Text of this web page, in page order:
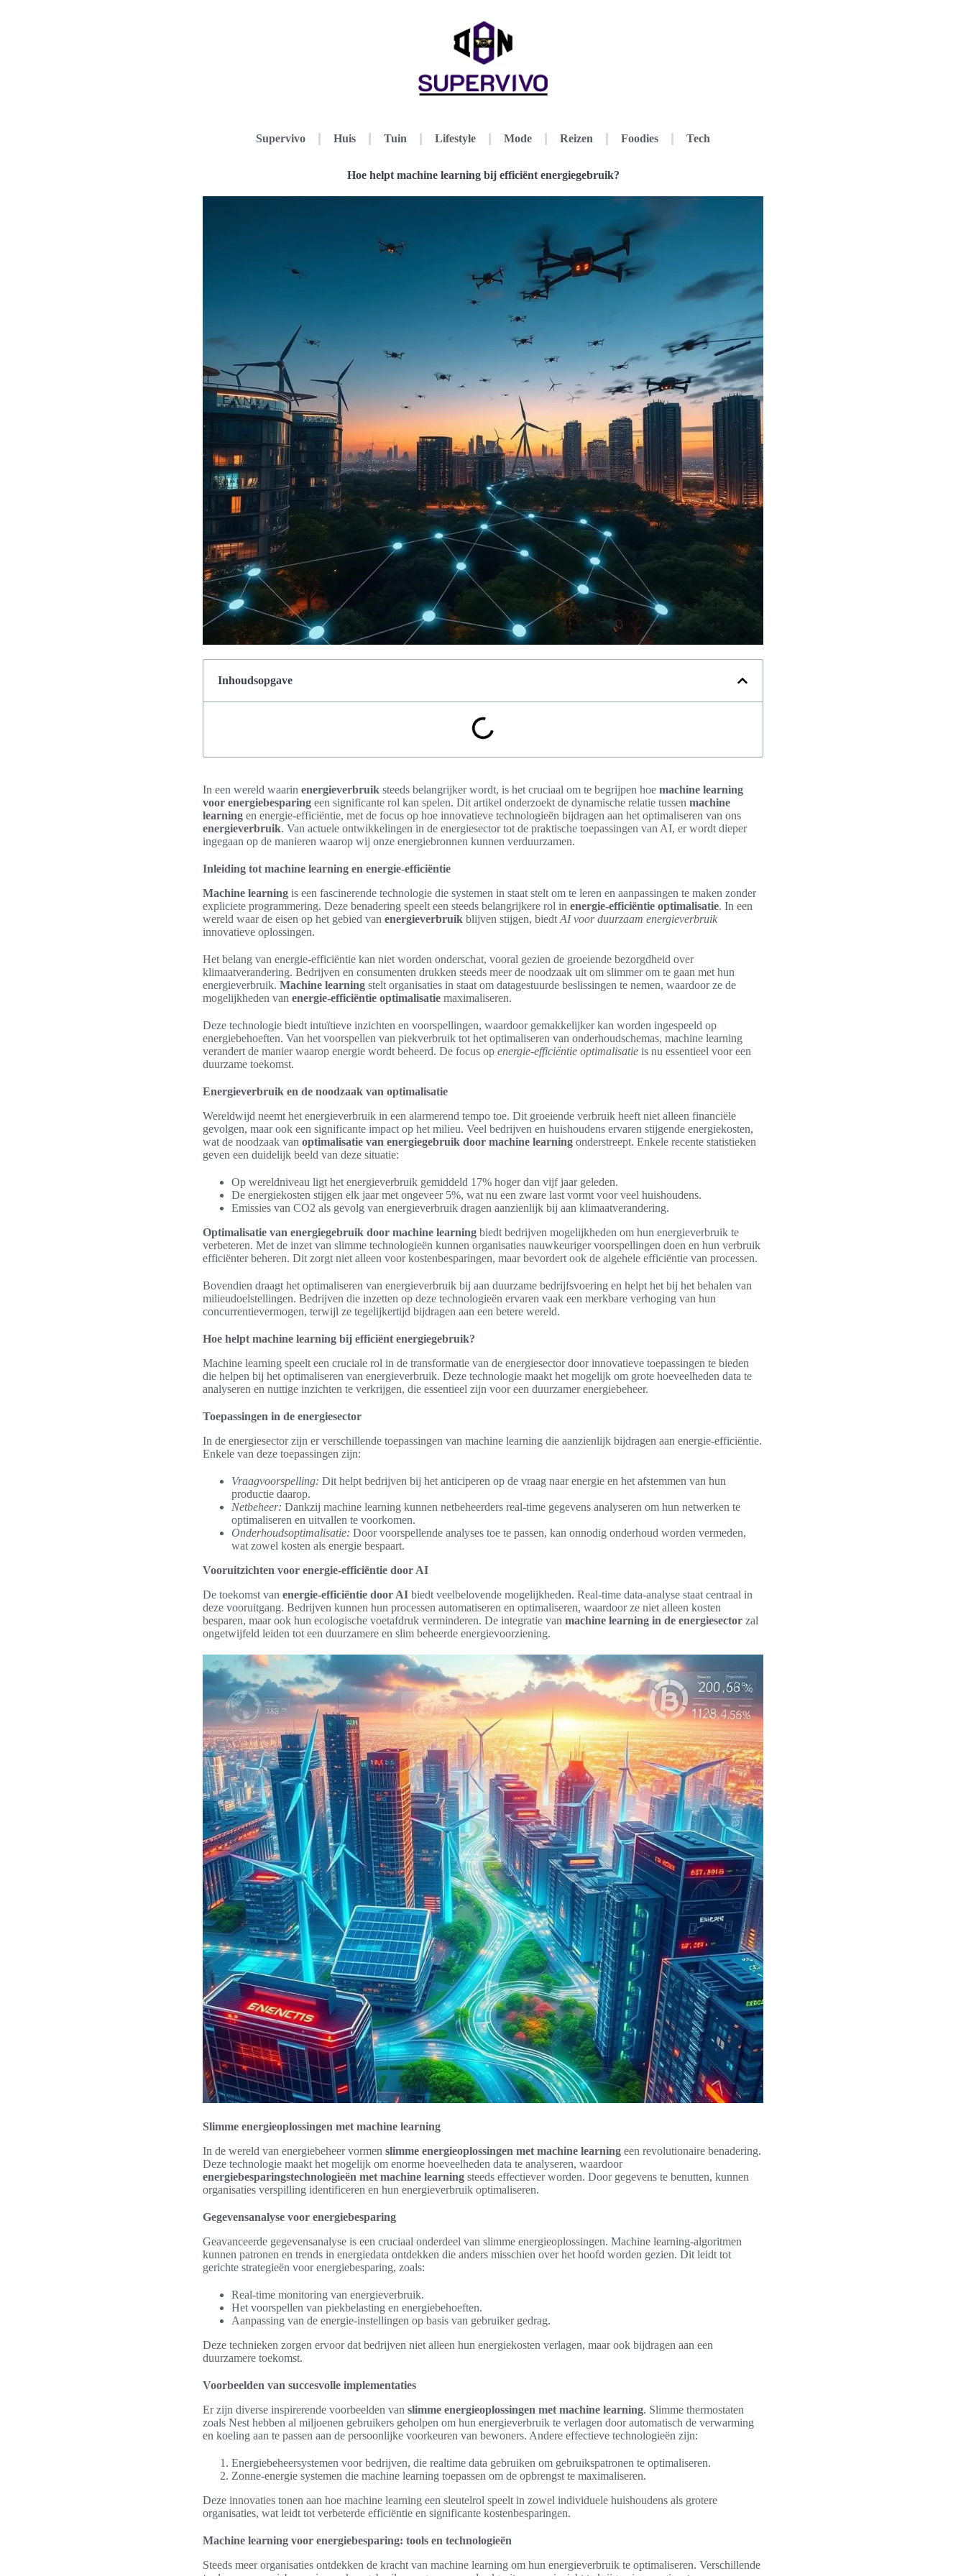
Supervivo Huis Tuin Lifestyle Mode Reizen Foodies Tech
Hoe helpt machine learning bij efficiënt energiegebruik?
Inhoudsopgave
In een wereld waarin energieverbruik steeds belangrijker wordt, is het cruciaal om te begrijpen hoe machine learning
voor energiebesparing een significante rol kan spelen. Dit artikel onderzoekt de dynamische relatie tussen machine
learning en energie-efficiëntie, met de focus op hoe innovatieve technologieën bijdragen aan het optimaliseren van ons
energieverbruik. Van actuele ontwikkelingen in de energiesector tot de praktische toepassingen van AI, er wordt dieper
ingegaan op de manieren waarop wij onze energiebronnen kunnen verduurzamen.
Inleiding tot machine learning en energie-efficiëntie
Machine learning is een fascinerende technologie die systemen in staat stelt om te leren en aanpassingen te maken zonder
expliciete programmering. Deze benadering speelt een steeds belangrijkere rol in energie-efficiëntie optimalisatie. In een
wereld waar de eisen op het gebied van energieverbruik blijven stijgen, biedt AI voor duurzaam energieverbruik
innovatieve oplossingen.
Het belang van energie-efficiëntie kan niet worden onderschat, vooral gezien de groeiende bezorgdheid over
klimaatverandering. Bedrijven en consumenten drukken steeds meer de noodzaak uit om slimmer om te gaan met hun
energieverbruik. Machine learning stelt organisaties in staat om datagestuurde beslissingen te nemen, waardoor ze de
mogelijkheden van energie-efficiëntie optimalisatie maximaliseren.
Deze technologie biedt intuïtieve inzichten en voorspellingen, waardoor gemakkelijker kan worden ingespeeld op
energiebehoeften. Van het voorspellen van piekverbruik tot het optimaliseren van onderhoudschemas, machine learning
verandert de manier waarop energie wordt beheerd. De focus op energie-efficiëntie optimalisatie is nu essentieel voor een
duurzame toekomst.
Energieverbruik en de noodzaak van optimalisatie
Wereldwijd neemt het energieverbruik in een alarmerend tempo toe. Dit groeiende verbruik heeft niet alleen financiële
gevolgen, maar ook een significante impact op het milieu. Veel bedrijven en huishoudens ervaren stijgende energiekosten,
wat de noodzaak van optimalisatie van energiegebruik door machine learning onderstreept. Enkele recente statistieken
geven een duidelijk beeld van deze situatie:
Op wereldniveau ligt het energieverbruik gemiddeld 17% hoger dan vijf jaar geleden.
De energiekosten stijgen elk jaar met ongeveer 5%, wat nu een zware last vormt voor veel huishoudens.
Emissies van CO2 als gevolg van energieverbruik dragen aanzienlijk bij aan klimaatverandering.
Optimalisatie van energiegebruik door machine learning biedt bedrijven mogelijkheden om hun energieverbruik te
verbeteren. Met de inzet van slimme technologieën kunnen organisaties nauwkeuriger voorspellingen doen en hun verbruik
efficiënter beheren. Dit zorgt niet alleen voor kostenbesparingen, maar bevordert ook de algehele efficiëntie van processen.
Bovendien draagt het optimaliseren van energieverbruik bij aan duurzame bedrijfsvoering en helpt het bij het behalen van
milieudoelstellingen. Bedrijven die inzetten op deze technologieën ervaren vaak een merkbare verhoging van hun
concurrentievermogen, terwijl ze tegelijkertijd bijdragen aan een betere wereld.
Hoe helpt machine learning bij efficiënt energiegebruik?
Machine learning speelt een cruciale rol in de transformatie van de energiesector door innovatieve toepassingen te bieden
die helpen bij het optimaliseren van energieverbruik. Deze technologie maakt het mogelijk om grote hoeveelheden data te
analyseren en nuttige inzichten te verkrijgen, die essentieel zijn voor een duurzamer energiebeheer.
Toepassingen in de energiesector
In de energiesector zijn er verschillende toepassingen van machine learning die aanzienlijk bijdragen aan energie-efficiëntie.
Enkele van deze toepassingen zijn:
Vraagvoorspelling: Dit helpt bedrijven bij het anticiperen op de vraag naar energie en het afstemmen van hun
productie daarop.
Netbeheer: Dankzij machine learning kunnen netbeheerders real-time gegevens analyseren om hun netwerken te
optimaliseren en uitvallen te voorkomen.
Onderhoudsoptimalisatie: Door voorspellende analyses toe te passen, kan onnodig onderhoud worden vermeden,
wat zowel kosten als energie bespaart.
Vooruitzichten voor energie-efficiëntie door AI
De toekomst van energie-efficiëntie door AI biedt veelbelovende mogelijkheden. Real-time data-analyse staat centraal in
deze vooruitgang. Bedrijven kunnen hun processen automatiseren en optimaliseren, waardoor ze niet alleen kosten
besparen, maar ook hun ecologische voetafdruk verminderen. De integratie van machine learning in de energiesector zal
ongetwijfeld leiden tot een duurzamere en slim beheerde energievoorziening.
Slimme energieoplossingen met machine learning
In de wereld van energiebeheer vormen slimme energieoplossingen met machine learning een revolutionaire benadering.
Deze technologie maakt het mogelijk om enorme hoeveelheden data te analyseren, waardoor
energiebesparingstechnologieën met machine learning steeds effectiever worden. Door gegevens te benutten, kunnen
organisaties verspilling identificeren en hun energieverbruik optimaliseren.
Gegevensanalyse voor energiebesparing
Geavanceerde gegevensanalyse is een cruciaal onderdeel van slimme energieoplossingen. Machine learning-algoritmen
kunnen patronen en trends in energiedata ontdekken die anders misschien over het hoofd worden gezien. Dit leidt tot
gerichte strategieën voor energiebesparing, zoals:
Real-time monitoring van energieverbruik.
Het voorspellen van piekbelasting en energiebehoeften.
Aanpassing van de energie-instellingen op basis van gebruiker gedrag.
Deze technieken zorgen ervoor dat bedrijven niet alleen hun energiekosten verlagen, maar ook bijdragen aan een
duurzamere toekomst.
Voorbeelden van succesvolle implementaties
Er zijn diverse inspirerende voorbeelden van slimme energieoplossingen met machine learning. Slimme thermostaten
zoals Nest hebben al miljoenen gebruikers geholpen om hun energieverbruik te verlagen door automatisch de verwarming
en koeling aan te passen aan de persoonlijke voorkeuren van bewoners. Andere effectieve technologieën zijn:
Energiebeheersystemen voor bedrijven, die realtime data gebruiken om gebruikspatronen te optimaliseren.
Zonne-energie systemen die machine learning toepassen om de opbrengst te maximaliseren.
Deze innovaties tonen aan hoe machine learning een sleutelrol speelt in zowel individuele huishoudens als grotere
organisaties, wat leidt tot verbeterde efficiëntie en significante kostenbesparingen.
Machine learning voor energiebesparing: tools en technologieën
Steeds meer organisaties ontdekken de kracht van machine learning om hun energieverbruik te optimaliseren. Verschillende